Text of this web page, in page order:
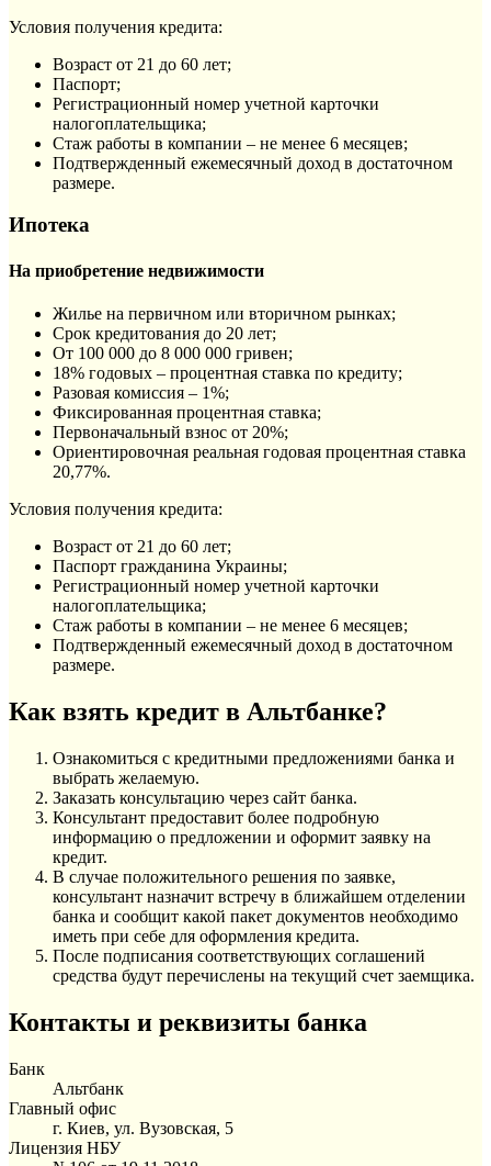
Условия получения кредита:
Возраст от 21 до 60 лет;
Паспорт;
Регистрационный номер учетной карточки
налогоплательщика;
Стаж работы в компании – не менее 6 месяцев;
Подтвержденный ежемесячный доход в достаточном
размере.
Ипотека
На приобретение недвижимости
Жилье на первичном или вторичном рынках;
Срок кредитования до 20 лет;
От 100 000 до 8 000 000 гривен;
18% годовых – процентная ставка по кредиту;
Разовая комиссия – 1%;
Фиксированная процентная ставка;
Первоначальный взнос от 20%;
Ориентировочная реальная годовая процентная ставка
20,77%.
Условия получения кредита:
Возраст от 21 до 60 лет;
Паспорт гражданина Украины;
Регистрационный номер учетной карточки
налогоплательщика;
Стаж работы в компании – не менее 6 месяцев;
Подтвержденный ежемесячный доход в достаточном
размере.
Как взять кредит в Альтбанке?
Ознакомиться с кредитными предложениями банка и
выбрать желаемую.
Заказать консультацию через сайт банка.
Консультант предоставит более подробную
информацию о предложении и оформит заявку на
кредит.
В случае положительного решения по заявке,
консультант назначит встречу в ближайшем отделении
банка и сообщит какой пакет документов необходимо
иметь при себе для оформления кредита.
После подписания соответствующих соглашений
средства будут перечислены на текущий счет заемщика.
Контакты и реквизиты банка
Банк
Альтбанк
Главный офис
г. Киев, ул. Вузовская, 5
Лицензия НБУ